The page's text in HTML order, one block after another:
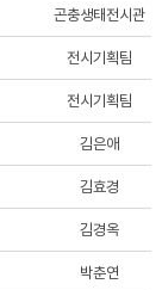
곤충생태전시관
전시기획팀
전시기획팀
김은애
김효경
김경옥
박춘연